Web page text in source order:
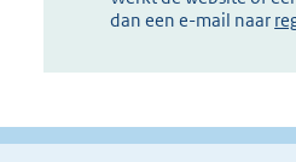
dan een e-mail naar